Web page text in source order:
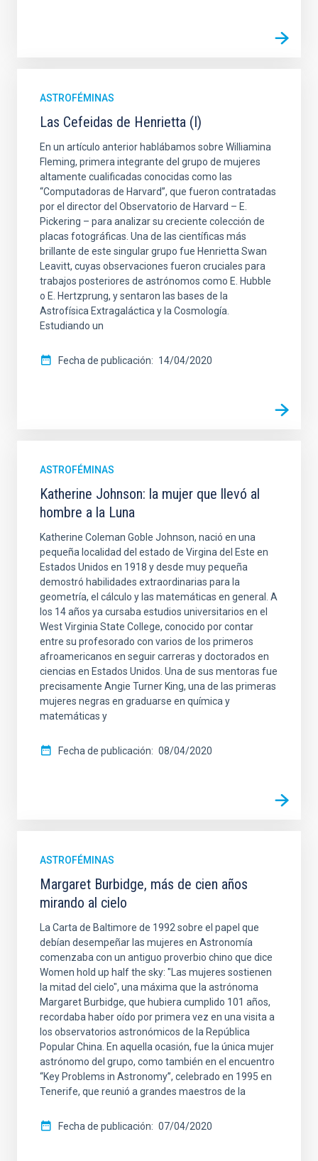
ASTROFÉMINAS
Las Cefeidas de Henrietta (I)
En un artículo anterior hablábamos sobre Williamina
Fleming, primera integrante del grupo de mujeres
altamente cualificadas conocidas como las
“Computadoras de Harvard”, que fueron contratadas
por el director del Observatorio de Harvard – E.
Pickering – para analizar su creciente colección de
placas fotográficas. Una de las científicas más
brillante de este singular grupo fue Henrietta Swan
Leavitt, cuyas observaciones fueron cruciales para
trabajos posteriores de astrónomos como E. Hubble
o E. Hertzprung, y sentaron las bases de la
Astrofísica Extragaláctica y la Cosmología.
Estudiando un
Fecha de publicación 14/04/2020
ASTROFÉMINAS
Katherine Johnson: la mujer que llevó al
hombre a la Luna
Katherine Coleman Goble Johnson, nació en una
pequeña localidad del estado de Virgina del Este en
Estados Unidos en 1918 y desde muy pequeña
demostró habilidades extraordinarias para la
geometría, el cálculo y las matemáticas en general. A
los 14 años ya cursaba estudios universitarios en el
West Virginia State College, conocido por contar
entre su profesorado con varios de los primeros
afroamericanos en seguir carreras y doctorados en
ciencias en Estados Unidos. Una de sus mentoras fue
precisamente Angie Turner King, una de las primeras
mujeres negras en graduarse en química y
matemáticas y
Fecha de publicación 08/04/2020
ASTROFÉMINAS
Margaret Burbidge, más de cien años
mirando al cielo
La Carta de Baltimore de 1992 sobre el papel que
debían desempeñar las mujeres en Astronomía
comenzaba con un antiguo proverbio chino que dice
Women hold up half the sky: "Las mujeres sostienen
la mitad del cielo", una máxima que la astrónoma
Margaret Burbidge, que hubiera cumplido 101 años,
recordaba haber oído por primera vez en una visita a
los observatorios astronómicos de la República
Popular China. En aquella ocasión, fue la única mujer
astrónomo del grupo, como también en el encuentro
“Key Problems in Astronomy”, celebrado en 1995 en
Tenerife, que reunió a grandes maestros de la
Fecha de publicación 07/04/2020